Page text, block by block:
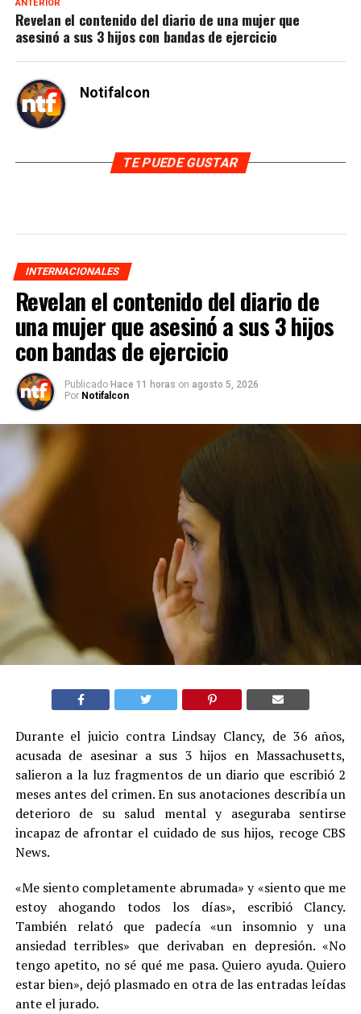
ANTERIOR
Revelan el contenido del diario de una mujer que
asesinó a sus 3 hijos con bandas de ejercicio
Notifalcon
TE PUEDE GUSTAR
INTERNACIONALES
Revelan el contenido del diario de
una mujer que asesinó a sus 3 hijos
con bandas de ejercicio
Publicado Hace 11 horas on agosto 5, 2026
Por Notifalcon
Durante el juicio contra Lindsay Clancy, de 36 años,
acusada de asesinar a sus 3 hijos en Massachusetts,
salieron a la luz fragmentos de un diario que escribió 2
meses antes del crimen. En sus anotaciones describía un
deterioro de su salud mental y aseguraba sentirse
incapaz de afrontar el cuidado de sus hijos, recoge CBS
News.
«Me siento completamente abrumada» y «siento que me
estoy ahogando todos los días», escribió Clancy.
También relató que padecía «un insomnio y una
ansiedad terribles» que derivaban en depresión. «No
tengo apetito, no sé qué me pasa. Quiero ayuda. Quiero
estar bien», dejó plasmado en otra de las entradas leídas
ante el jurado.